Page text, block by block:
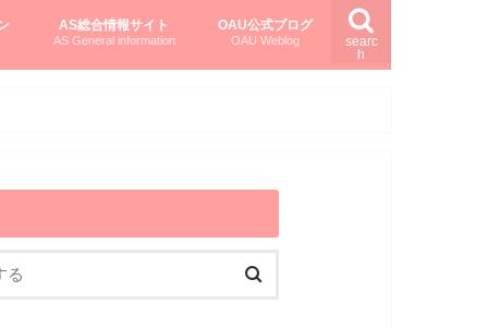
searc
h
AS総合情報サイト
AS General information
OAU公式ブログ
OAU Weblog